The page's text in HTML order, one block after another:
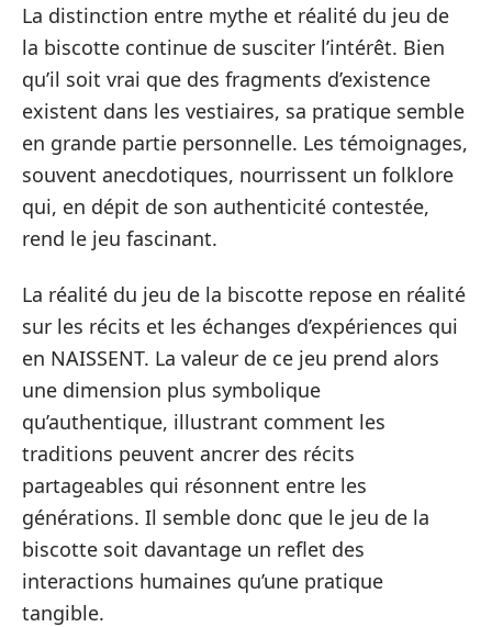
La distinction entre mythe et réalité du jeu de
la biscotte continue de susciter l’intérêt. Bien
qu’il soit vrai que des fragments d’existence
existent dans les vestiaires, sa pratique semble
en grande partie personnelle. Les témoignages,
souvent anecdotiques, nourrissent un folklore
qui, en dépit de son authenticité contestée,
rend le jeu fascinant.
La réalité du jeu de la biscotte repose en réalité
sur les récits et les échanges d’expériences qui
en NAISSENT. La valeur de ce jeu prend alors
une dimension plus symbolique
qu’authentique, illustrant comment les
traditions peuvent ancrer des récits
partageables qui résonnent entre les
générations. Il semble donc que le jeu de la
biscotte soit davantage un reflet des
interactions humaines qu’une pratique
tangible.